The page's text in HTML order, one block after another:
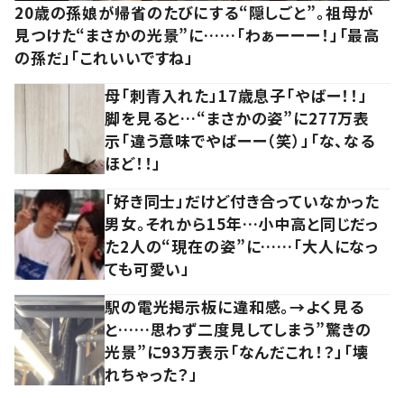
20歳の孫娘が帰省のたびにする“隠しごと”。祖母が
見つけた“まさかの光景”に……「わぁーーー！」「最高
の孫だ」「これいいですね」
母「刺青入れた」17歳息子「やばー！！」
脚を見ると…“まさかの姿”に277万表
示「違う意味でやばーー（笑）」「な、なる
ほど！！」
「好き同士」だけど付き合っていなかった
男女。それから15年…小中高と同じだっ
た2人の“現在の姿”に……「大人になっ
ても可愛い」
駅の電光掲示板に違和感。→よく見る
と……思わず二度見してしまう”驚きの
光景”に93万表示「なんだこれ！？」「壊
れちゃった？」